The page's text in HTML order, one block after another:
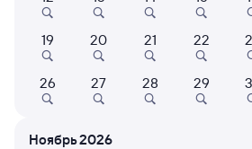
7,0
Отель Мини-
19 20 21 22
26 27 28 29
Ноябрь 2026